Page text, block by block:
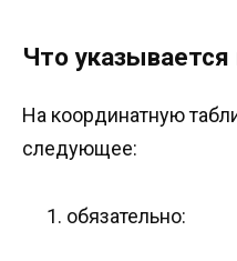
Что указывается
На координатную
следующее:
обязательно: